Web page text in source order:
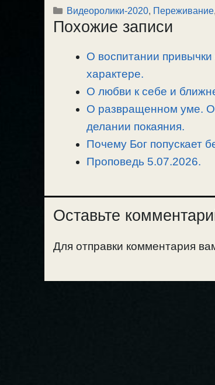
p
y
l
e
r
a
m
c
e
o
o
k
п
р
в
и
т
Рубрики
Видеоролики-2020, Переживание,
Похожие записи
О воспитании
характере.
О любви к себе и
О развращенном уме. О
делании покаяния.
Почему Бог попускает
Проповедь 5.07.2026.
Оставьте
Для отправки комментария